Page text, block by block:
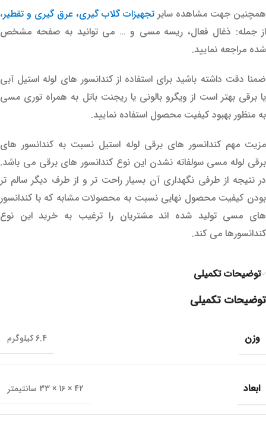
همچنین جهت مشاهده سایر تجهیزات گلاب گیری، عرق گیری و تقطیر،
از جمله: ذغال فعال، ریسه مسی و … می توانید به صفحه مشخص
شده مراجعه نمایید.
ضمنا دقت داشته باشید برای استفاده از کندانسور های لوله استیل آبی
یا برقی بهتر است از ویگرو بالونی یا ریجنت باتل به همراه توری مسی
به منظور بهبود کیفیت محصول استفاده نمایید.
مزیت مهم کندانسور های برقی لوله استیل نسبت به کندانسور های
برقی لوله مسی سولفاته نشدن این نوع کندانسور های برقی می باشد.
در نتیجه از طرفی نگهداری آن بسیار راحت تر و از طرف دیگر سالم تر
بودن کیفیت محصول نهایی نسبت به محصولات مشابه که با کندانسور
های مسی تولید شده اند مشتریان را ترغیب به خرید این نوع
کندانسورها می کند.
توضیحات تکمیلی
توضیحات تکمیلی
وزن 6.4 کیلوگرم
ابعاد 42 × 16 × 33 سانتیمتر